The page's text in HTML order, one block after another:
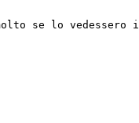
se lo